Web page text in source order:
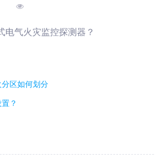
电气火灾监控探测器？
区如何划分
？